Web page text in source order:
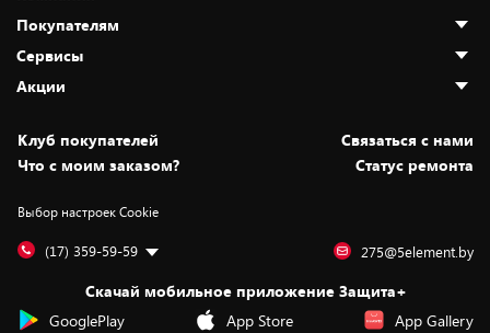
О нас
Адреса магазинов
Новости
Статьи и обзоры
Вакансии
Дай пять добру!
Покупателям
Как сделать заказ
Оплата и доставка
Безналичный расчёт
Обмен и возврат товара
Обработка персональных данных
Подарочные карты
Сервисы
Установка техники
Для игровых консолей
Для мобильных устройств
Для компьютеров
Сервисные центры
Акции
Скидки и промокоды
Белорусские товары
Бонусы
Оплата частями
Новинки
Клуб покупателей
Cвязаться с нами
Что с моим заказом?
Статус ремонта
Выбор настроек Cookie
(17) 359-59-59 275@5element.by
Скачай мобильное приложение Защита+
GooglePlay
App Store App Gallery